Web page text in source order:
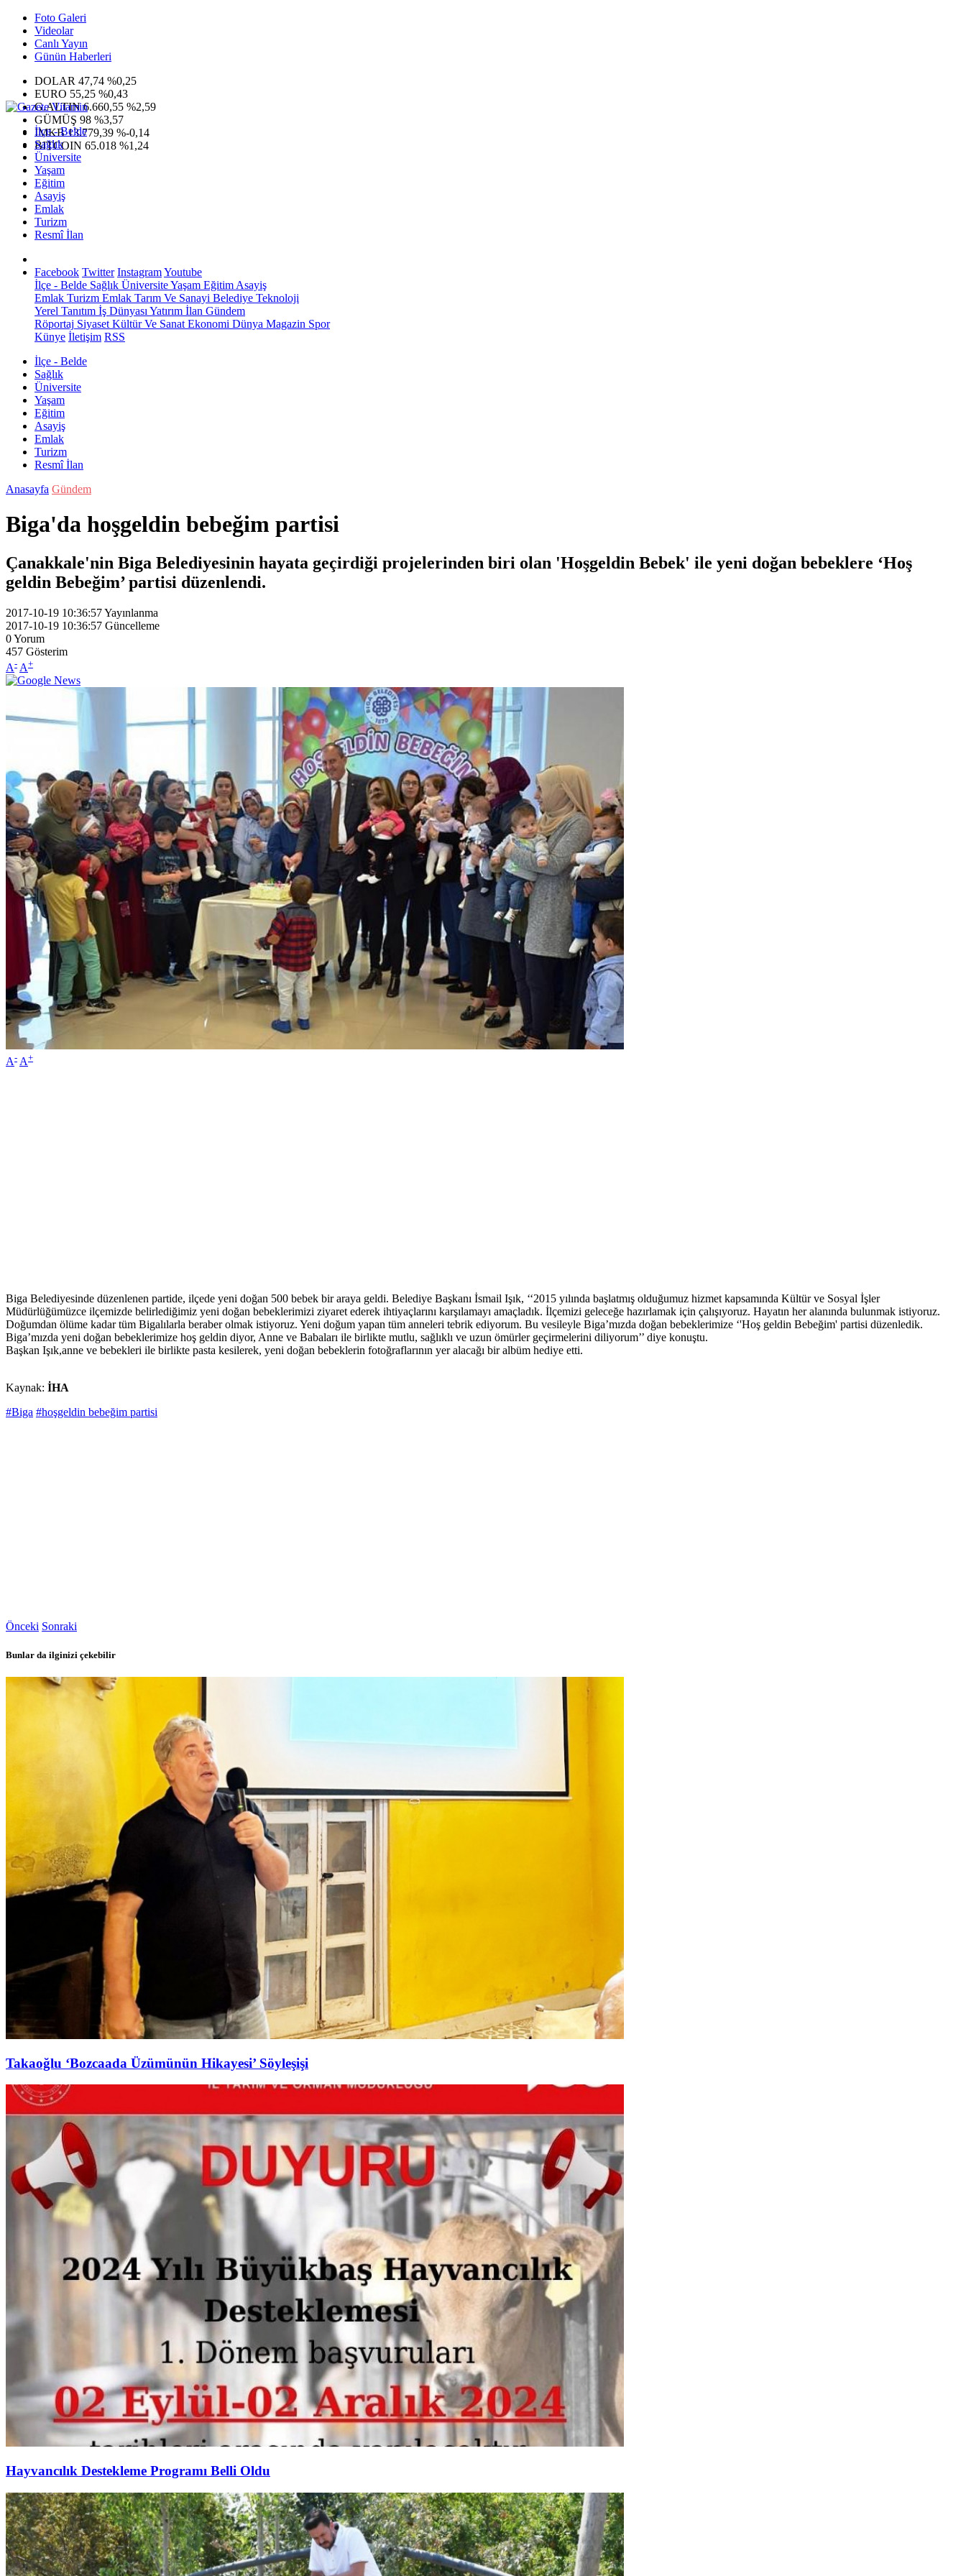
Foto Galeri
Videolar
Canlı Yayın
Günün Haberleri
DOLAR 47,74 %0,25
EURO 55,25 %0,43
G.ALTIN6.660,55 %2,59
GÜMÜŞ 98 %3,57
IMKB13.779,39 %-0,14
BITCOIN 65.018 %1,24
İlçe - Belde
Sağlık
Üniversite
Yaşam
Eğitim
Asayiş
Emlak
Turizm
Resmî İlan
Facebook Twitter InstagramYoutube
İlçe - Belde Sağlık ÜniversiteYaşam Eğitim Asayiş
Emlak Turizm Emlak Tarım Ve Sanayi Belediye Teknoloji
Yerel Tanıtım İş Dünyası Yatırım İlan Gündem
Röportaj Siyaset Kültür Ve Sanat Ekonomi Dünya Magazin Spor
Künye İletişim RSS
İlçe - Belde
Sağlık
Üniversite
Yaşam
Eğitim
Asayiş
Emlak
Turizm
Resmî İlan
Anasayfa Gündem
Biga'da hoşgeldin bebeğim partisi
Çanakkale'nin Biga Belediyesinin hayata geçirdiği projelerinden biri olan 'Hoşgeldin Bebek' ile yeni doğan bebeklere ‘Hoş
geldin Bebeğim’ partisi düzenlendi.
2017-10-19 10:36:57Yayınlanma
2017-10-19 10:36:57 Güncelleme
0Yorum
457 Gösterim
A- A+
A- A+
Biga Belediyesinde düzenlenen partide, ilçede yeni doğan 500 bebek bir araya geldi. Belediye Başkanı İsmail Işık, ‘‘2015 yılında başlatmış olduğumuz hizmet kapsamında Kültür ve Sosyal İşler
Müdürlüğümüzce ilçemizde belirlediğimiz yeni doğan bebeklerimizi ziyaret ederek ihtiyaçlarını karşılamayı amaçladık. İlçemizi geleceğe hazırlamak için çalışıyoruz. Hayatın her alanında bulunmak istiyoruz.
Doğumdan ölüme kadar tüm Bigalılarla beraber olmak istiyoruz. Yeni doğum yapan tüm anneleri tebrik ediyorum. Bu vesileyle Biga’mızda doğan bebeklerimize ‘'Hoş geldin Bebeğim' partisi düzenledik.
Biga’mızda yeni doğan bebeklerimize hoş geldin diyor, Anne ve Babaları ile birlikte mutlu, sağlıklı ve uzun ömürler geçirmelerini diliyorum’’ diye konuştu.
Başkan Işık,anne ve bebekleri ile birlikte pasta kesilerek, yeni doğan bebeklerin fotoğraflarının yer alacağı bir albüm hediye etti.
Kaynak: İHA
#Biga #hoşgeldin bebeğim partisi
Önceki Sonraki
Bunlar da ilginizi çekebilir
Takaoğlu ‘Bozcaada Üzümünün Hikayesi’ Söyleşişi
Hayvancılık Destekleme Programı Belli Oldu